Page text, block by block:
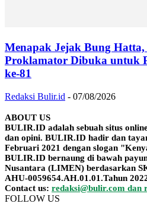
Menapak Jejak Bung
Proklamator Dibuka untuk
ke-81
Redaksi Bulir.id - 07/08/2026
ABOUT US
BULIR.ID adalah sebuah situs
dan opini. BULIR.ID hadir dan
Februari 2021 dengan slogan
BULIR.ID bernaung di bawah
Nusantara (LIMEN) berdasarkan
AHU-0059654.AH.01.01.Tahun
Contact us: redaksi@bulir.com dan
FOLLOW US